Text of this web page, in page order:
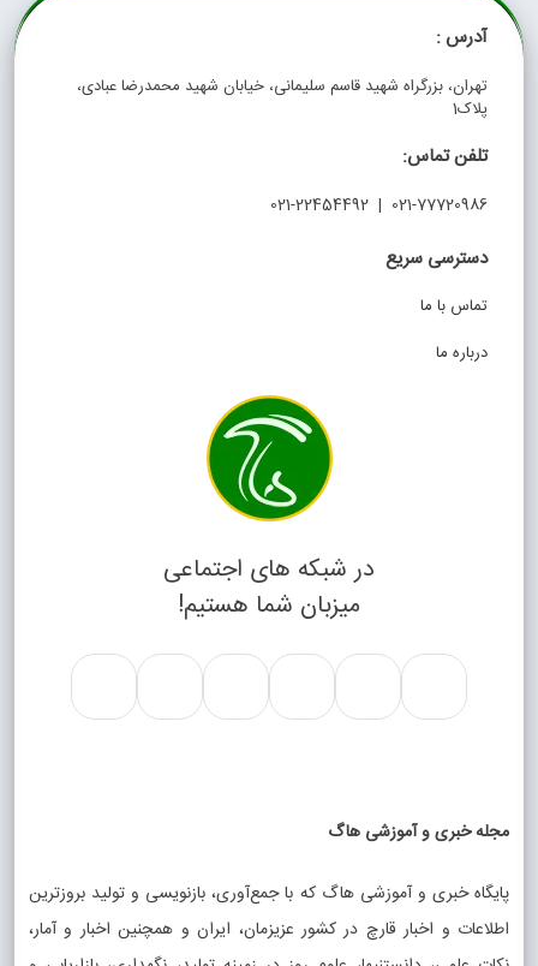
آدرس :
تهران، بزرگراه شهید قاسم سلیمانی، خیابان شهید محمدرضا عبادی،
پلاک1
تلفن تماس:
021-77720986 | 021-22454492
دسترسی سریع
تماس با ما
درباره ما
در شبکه های اجتماعی
میزبان شما هستیم!
مجله خبری و آموزشی هاگ
پایگاه خبری و آموزشی هاگ که با جمع‌آوری، بازنویسی و تولید بروزترین
اطلاعات و اخبار قارچ در کشور عزیزمان، ایران و همچنین اخبار و آمار،